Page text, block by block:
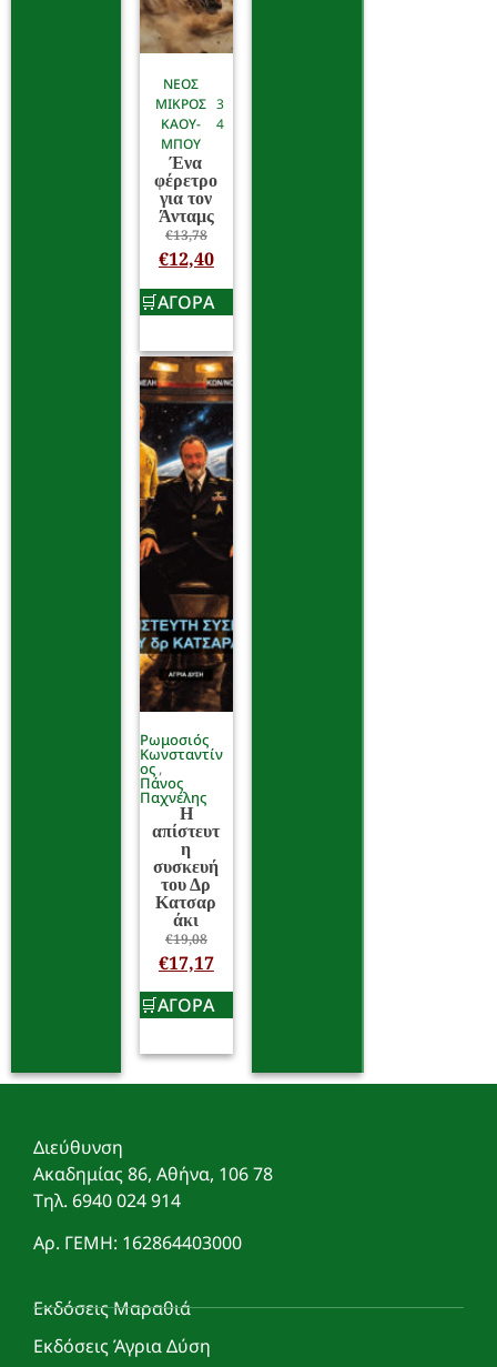
ΝΕΟΣ
ΜΙΚΡΟΣ
ΚΑΟΥ-
ΜΠΟΥ
3
4
Ένα
φέρετρο
για τον
Άνταμς
€13,78
€12,40
ΑΓΟΡΑ
Ρωμοσιός
Κωνσταντίν
ος
Πάνος
Παχνέλης
Η
απίστευτ
η
συσκευή
του Δρ
Κατσαρ
άκι
€19,08
€17,17
ΑΓΟΡΑ
Διεύθυνση
Ακαδημίας 86, Αθήνα, 106 78
Τηλ. 6940 024 914
Αρ. ΓΕΜΗ: 162864403000
Εκδόσεις Μαραθιά
Εκδόσεις Άγρια Δύση